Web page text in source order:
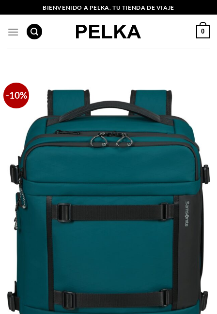
al
contenido
BIENVENIDO A PELKA. TU TIENDA DE VIAJE
0
-10%